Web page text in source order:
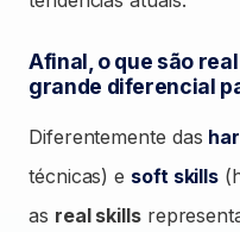
Afinal, o que são
grande diferencial
Diferentemente das
técnicas) e soft skills
as real skills